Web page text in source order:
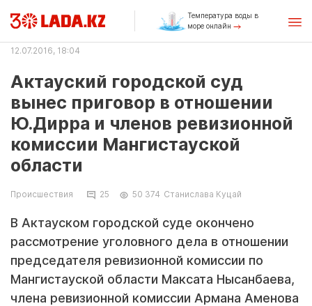
Температура воды в
море онлайн
12.07.2016, 18:04
Актауский городской суд
вынес приговор в отношении
Ю.Дирра и членов ревизионной
комиссии Мангистауской
области
Происшествия 25 50 374 Станислава Куцай
В Актауском городской суде окончено
рассмотрение уголовного дела в отношении
председателя ревизионной комиссии по
Мангистауской области Максата Нысанбаева,
члена ревизионной комиссии Армана Аменова